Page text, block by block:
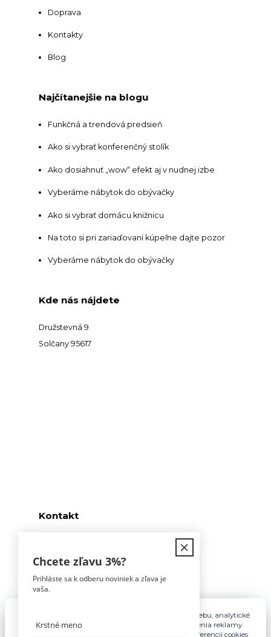
Doprava
Kontakty
Blog
Najčítanejšie na blogu
Funkčná a trendová predsieň
Ako si vybrať konferenčný stolík
Ako dosiahnuť „wow“ efekt aj v nudnej izbe
Vyberáme nábytok do obývačky
Ako si vybrať domácu knižnicu
Na toto si pri zariaďovani kúpeľne dajte pozor
Vyberáme nábytok do obývačky
Kde nás nájdete
Družstevná 9
Solčany 95617
Kontakt
Tomáš Hula
Pre základnú funkčnosť, spríjemnenie používania webu, analytické
účely a v prípade udelenia súhlasu aj na účely cielenia reklamy
využívame súbory cookies. Nastavenie vlastných preferencií cookies
Chcete zľavu 3%?
Prihláste sa k odberu noviniek a zľava je
vaša.